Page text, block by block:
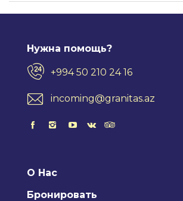
Нужна помощь?
+994 50 210 24 16
incoming@granitas.az
О Нас
Бронировать